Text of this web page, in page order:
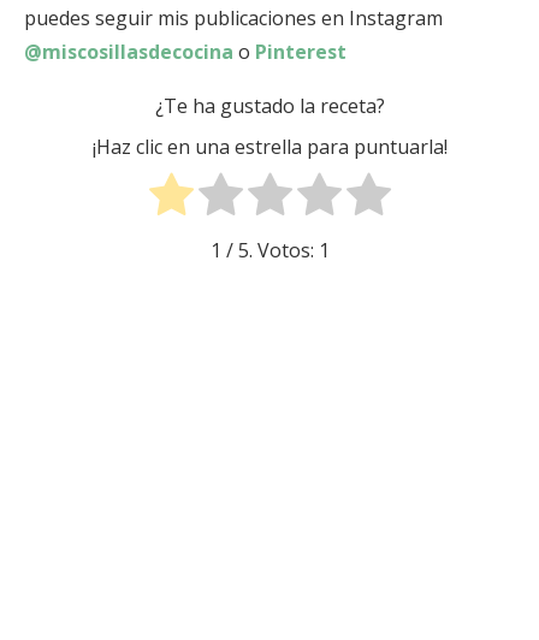
puedes seguir mis publicaciones en Instagram
@miscosillasdecocina o Pinterest
¿Te ha gustado la receta?
¡Haz clic en una estrella para puntuarla!
1 / 5. Votos: 1